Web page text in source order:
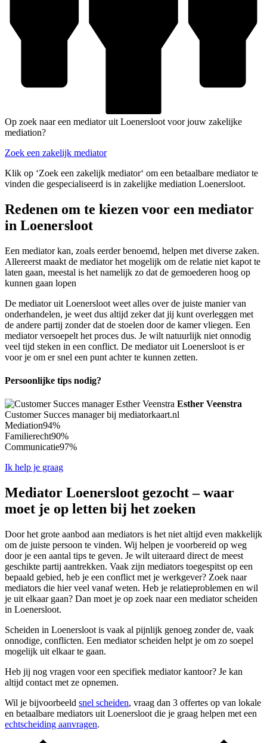
Op zoek naar een mediator uit Loenersloot voor jouw zakelijke
mediation?
Zoek een zakelijk mediator
Klik op ‘Zoek een zakelijk mediator‘ om een betaalbare mediator te
vinden die gespecialiseerd is in zakelijke mediation Loenersloot.
Redenen om te kiezen voor een mediator
in Loenersloot
Een mediator kan, zoals eerder benoemd, helpen met diverse zaken.
Allereerst maakt de mediator het mogelijk om de relatie niet kapot te
laten gaan, meestal is het namelijk zo dat de gemoederen hoog op
kunnen gaan lopen
De mediator uit Loenersloot weet alles over de juiste manier van
onderhandelen, je weet dus altijd zeker dat jij kunt overleggen met
de andere partij zonder dat de stoelen door de kamer vliegen. Een
mediator versoepelt het proces dus. Je wilt natuurlijk niet onnodig
veel tijd steken in een conflict. De mediator uit Loenersloot is er
voor je om er snel een punt achter te kunnen zetten.
Persoonlijke tips nodig?
Esther Veenstra
Customer Succes manager bij mediatorkaart.nl
Mediation94%
Familierecht90%
Communicatie97%
Ik help je graag
Mediator Loenersloot gezocht – waar
moet je op letten bij het zoeken
Door het grote aanbod aan mediators is het niet altijd even makkelijk
om de juiste persoon te vinden. Wij helpen je voorbereid op weg
door je een aantal tips te geven. Je wilt uiteraard direct de meest
geschikte partij aantrekken. Vaak zijn mediators toegespitst op een
bepaald gebied, heb je een conflict met je werkgever? Zoek naar
mediators die hier veel vanaf weten. Heb je relatieproblemen en wil
je uit elkaar gaan? Dan moet je op zoek naar een mediator scheiden
in Loenersloot.
Scheiden in Loenersloot is vaak al pijnlijk genoeg zonder de, vaak
onnodige, conflicten. Een mediator scheiden helpt je om zo soepel
mogelijk uit elkaar te gaan.
Heb jij nog vragen voor een specifiek mediator kantoor? Je kan
altijd contact met ze opnemen.
Wil je bijvoorbeeld snel scheiden, vraag dan 3 offertes op van lokale
en betaalbare mediators uit Loenersloot die je graag helpen met een
echtscheiding aanvragen.